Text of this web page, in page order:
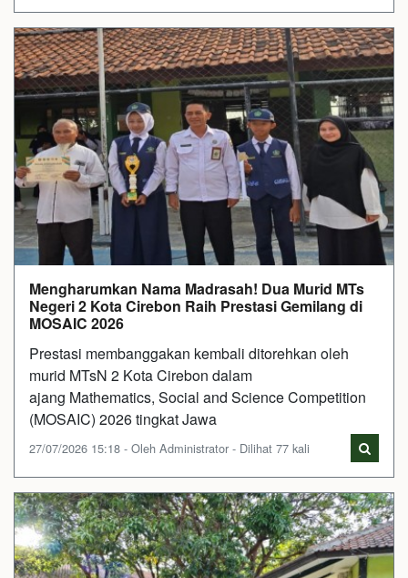
Mengharumkan Nama Madrasah! Dua Murid MTs
Negeri 2 Kota Cirebon Raih Prestasi Gemilang di
MOSAIC 2026
Prestasi membanggakan kembali ditorehkan oleh
murid MTsN 2 Kota Cirebon dalam
ajang Mathematics, Social and Science Competition
(MOSAIC) 2026 tingkat Jawa
27/07/2026 15:18 - Oleh Administrator - Dilihat 77 kali